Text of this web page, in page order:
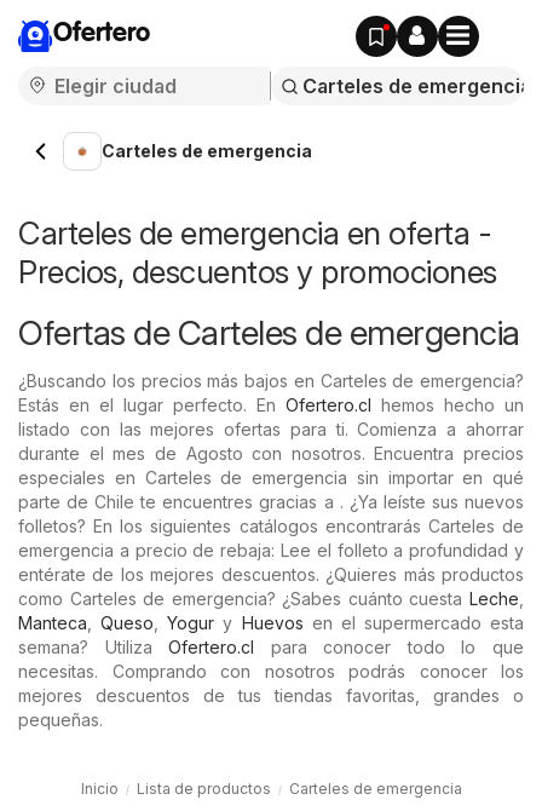
Ofertero
Carteles de emergencia
Carteles de emergencia en oferta -
Precios, descuentos y promociones
Ofertas de Carteles de emergencia
¿Buscando los precios más bajos en Carteles de emergencia?
Estás en el lugar perfecto. En Ofertero.cl hemos hecho un
listado con las mejores ofertas para ti. Comienza a ahorrar
durante el mes de Agosto con nosotros. Encuentra precios
especiales en Carteles de emergencia sin importar en qué
parte de Chile te encuentres gracias a . ¿Ya leíste sus nuevos
folletos? En los siguientes catálogos encontrarás Carteles de
emergencia a precio de rebaja: Lee el folleto a profundidad y
entérate de los mejores descuentos. ¿Quieres más productos
como Carteles de emergencia? ¿Sabes cuánto cuesta Leche
Manteca ,Queso ,Yogur y Huevos en el supermercado esta
semana? UtilizaOfertero.cl para conocer todo lo que
necesitas. Comprando con nosotros podrás conocer los
mejores descuentos de tus tiendas favoritas, grandes o
pequeñas.
Inicio Lista de productos Carteles de emergencia